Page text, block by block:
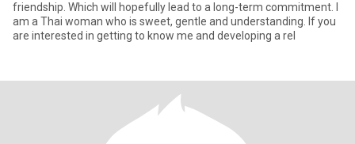
friendship. Which will hopefully lead to a long-term commitment. I
am a Thai woman who is sweet, gentle and understanding. If you
are interested in getting to know me and developing a rel